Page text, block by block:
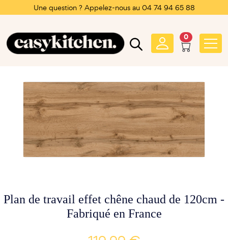
Une question ? Appelez-nous au 04 74 94 65 88
0
Plan de travail effet chêne chaud de 120cm -
Fabriqué en France